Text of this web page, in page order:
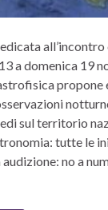
a domenica 19
propone
sul territorio
tutte le
no a